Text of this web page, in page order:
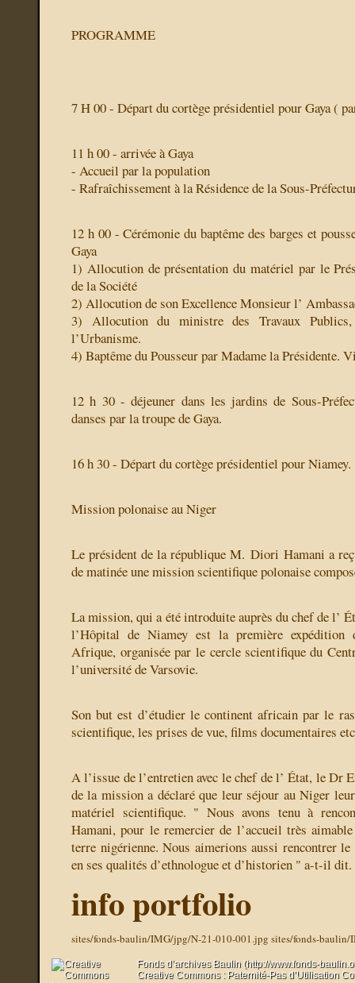
PROGRAMME
7 H 00 - Départ du cortège présidentiel pour Gaya (
11 h 00 - arrivée à Gaya
- Accueil par la population
- Rafraîchissement à la Résidence de la Sous-
12 h 00 - Cérémonie du baptême des barges et
Gaya
1) Allocution de présentation du matériel par le
de la Société
2) Allocution de son Excellence Monsieur l’
3) Allocution du ministre des Travaux
l’Urbanisme.
4) Baptême du Pousseur par Madame la Présidente.
12 h 30 - déjeuner dans les jardins de Sous-
danses par la troupe de Gaya.
16 h 30 - Départ du cortège présidentiel pour Niamey.
Mission polonaise au Niger
Le président de la république M. Diori Hamani a
de matinée une mission scientifique polonaise
La mission, qui a été introduite auprès du chef de l’
l’Hôpital de Niamey est la première expédition
Afrique, organisée par le cercle scientifique du
l’université de Varsovie.
Son but est d’étudier le continent africain par le
scientifique, les prises de vue, films documentaires
A l’issue de l’entretien avec le chef de l’ État, le Dr
de la mission a déclaré que leur séjour au Niger
matériel scientifique. " Nous avons tenu à
Hamani, pour le remercier de l’accueil très
terre nigérienne. Nous aimerions aussi rencontrer
en ses qualités d’ethnologue et d’historien " a-t-il dit.
info portfolio
sites/fonds-baulin/IMG/jpg/N-21-010-001.jpg sites/fonds-
Fonds d’archives Baulin (http://www.fonds-
Creative Commons : Paternité-Pas d’Utilisation